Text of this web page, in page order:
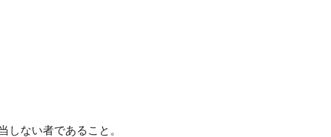
しない者であること。